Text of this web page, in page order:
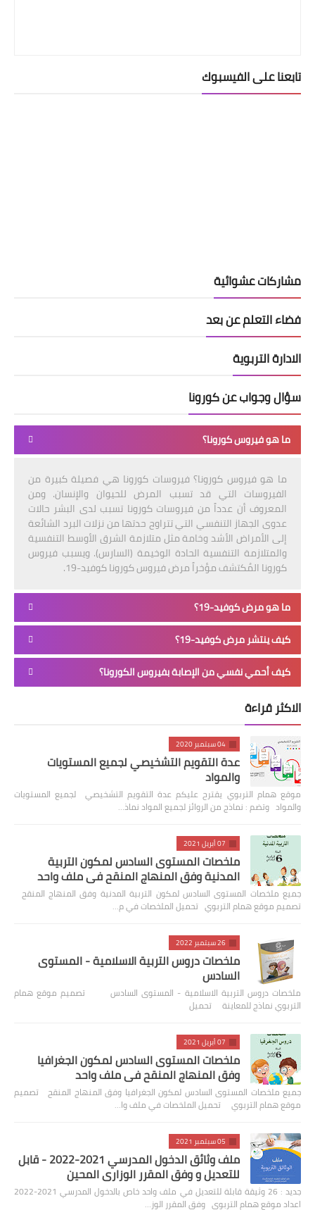
تابعنا على الفيسبوك
مشاركات عشوائية
فضاء التعلم عن بعد
الادارة التربوية
سؤال وجواب عن كورونا
ما هو فيروس كورونا؟
ما هو فيروس كورونا؟ فيروسات كورونا هي فصيلة كبيرة من
الفيروسات التي قد تسبب المرض للحيوان والإنسان. ومن
المعروف أن عدداً من فيروسات كورونا تسبب لدى البشر حالات
عدوى الجهاز التنفسي التي تتراوح حدتها من نزلات البرد الشائعة
إلى الأمراض الأشد وخامة مثل متلازمة الشرق الأوسط التنفسية
والمتلازمة التنفسية الحادة الوخيمة (السارس). ويسبب فيروس
كورونا المُكتشف مؤخراً مرض فيروس كورونا كوفيد-19.
ما هو مرض كوفيد-19؟
كيف ينتشر مرض كوفيد-19؟
كيف أحمي نفسي من الإصابة بفيروس الكورونا؟
الاكثر قراءة
04 سبتمبر 2020
عدة التقويم التشخيصي لجميع المستويات
والمواد
موقع همام التربوي يقترح عليكم عدة التقويم التشخيصي لجميع المستويات
والمواد وتضم : نماذج من الروائز لجميع المواد نماذ…
07 أبريل 2021
ملخصات المستوى السادس لمكون التربية
المدنية وفق المنهاج المنقح في ملف واحد
جميع ملخصات المستوى السادس لمكون التربية المدنية وفق المنهاج المنقح
تصميم موقع همام التربوي تحميل الملخصات في م…
26 سبتمبر 2022
ملخصات دروس التربية الاسلامية - المستوى
السادس
ملخصات دروس التربية الاسلامية - المستوى السادس تصميم موقع همام
التربوي نماذج للمعاينة تحميل
07 أبريل 2021
ملخصات المستوى السادس لمكون الجغرافيا
وفق المنهاج المنقح في ملف واحد
جميع ملخصات المستوى السادس لمكون الجغرافيا وفق المنهاج المنقح تصميم
موقع همام التربوي تحميل الملخصات في ملف وا…
05 سبتمبر 2021
ملف وثائق الدخول المدرسي 2021-2022 - قابل
للتعديل و وفق المقرر الوزاري المحين
جديد : 26 وثيقة قابلة للتعديل في ملف واحد خاص بالدخول المدرسي 2021-2022
اعداد موقع همام التربوي وفق المقرر الوز…